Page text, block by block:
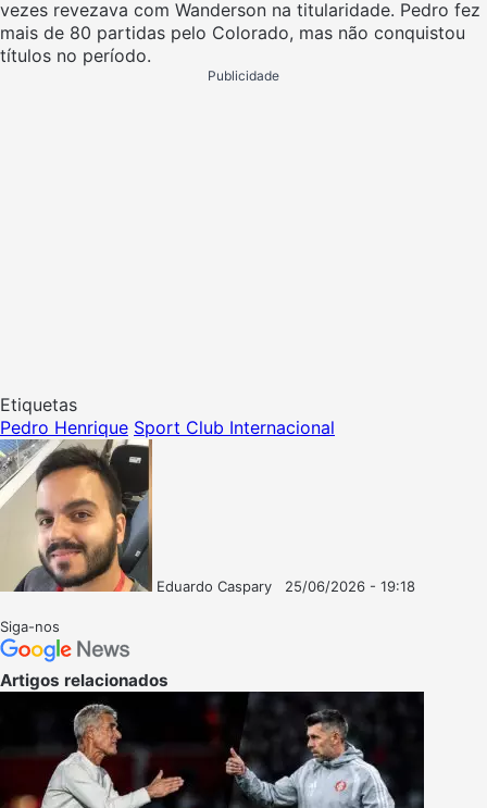
vezes revezava com Wanderson na titularidade. Pedro fez
mais de 80 partidas pelo Colorado, mas não conquistou
títulos no período.
Publicidade
Etiquetas
Pedro Henrique Sport Club Internacional
Eduardo Caspary
25/06/2026 - 19:18
Siga-nos
Artigos relacionados